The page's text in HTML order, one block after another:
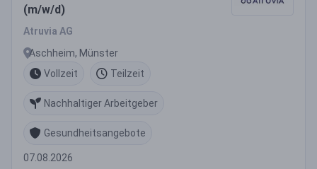
(m/w/d)
Atruvia AG
Aschheim, Münster
Vollzeit
Teilzeit
Nachhaltiger Arbeitgeber
Gesundheitsangebote
07.08.2026